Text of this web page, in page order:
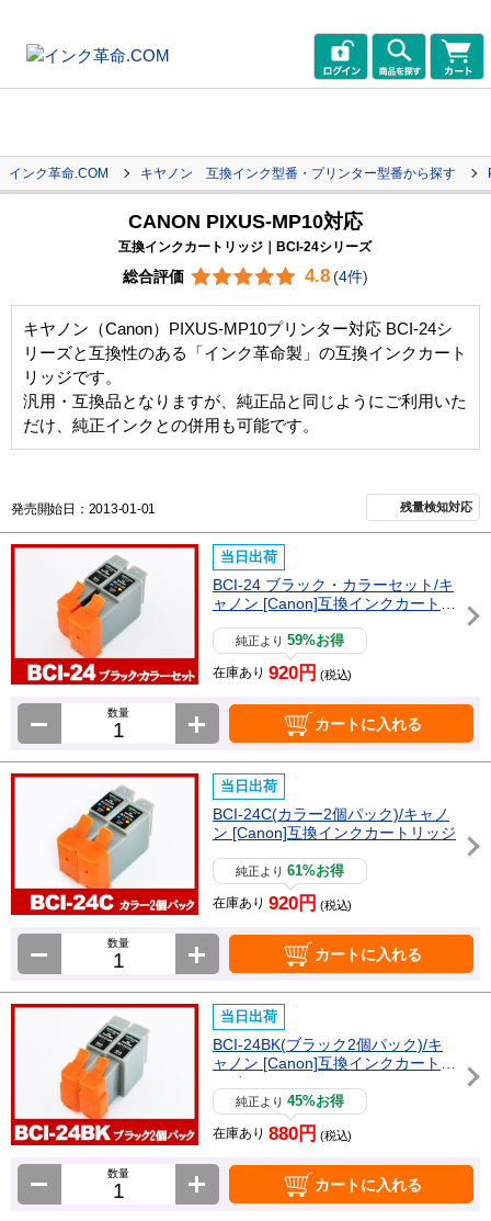
インク革命.COM キヤノン 互換インク型番・プリンター型番から探す
CANON PIXUS-MP10対応
互換インクカートリッジ｜BCI-24シリーズ
総合評価 4.8 (4件)
キヤノン（Canon）PIXUS-MP10プリンター対応 BCI-24シ
リーズと互換性のある「インク革命製」の互換インクカート
リッジです。
汎用・互換品となりますが、純正品と同じようにご利用いた
だけ、純正インクとの併用も可能です。
発売開始日：2013-01-01 残量検知対応
当日出荷
BCI-24 ブラック・カラーセット/キ
ャノン [Canon]互換インクカートリ
純正より59%お得
在庫あり 920円 (税込)
数量
カートに入れる
当日出荷
BCI-24C(カラー2個パック)/キャノ
ン [Canon]互換インクカートリッジ
純正より61%お得
在庫あり 920円 (税込)
数量
カートに入れる
当日出荷
BCI-24BK(ブラック2個パック)/キ
ャノン [Canon]互換インクカートリ
ッジ
純正より45%お得
在庫あり 880円 (税込)
数量
カートに入れる